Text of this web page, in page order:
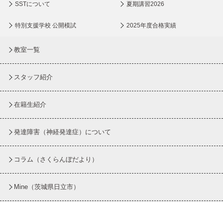
SSTについて 夏期講習2026
特別支援学校 公開模試 2025年度合格実績
教室一覧
スタッフ紹介
在籍生紹介
発達障害（神経発達症）について
コラム （さくらんぼだより）
Mine（茨城県日立市）